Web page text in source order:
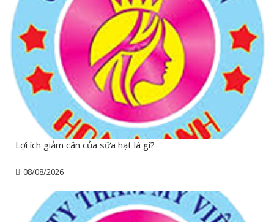
Lợi ích giảm cân của sữa hạt là gì?
08/08/2026